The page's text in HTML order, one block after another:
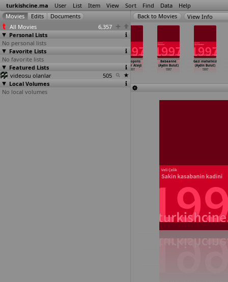
turkishcine.ma User List Item View Sort Find Data Help
All Movies
6,357
Personal Lists
No personal lists
Favorite Lists
No favorite lists
Featured Lists
videosu olanlar
505
Local Volumes
No local volumes
View Info
Agir roman
(Mustafa
Altioklar)
(Mustaf
Necropolis
(Ömür Atay)
1997
Babaanne
(Aydin Bulut)
1997
Gazi mahallesi
(Aydin Bulut)
1997